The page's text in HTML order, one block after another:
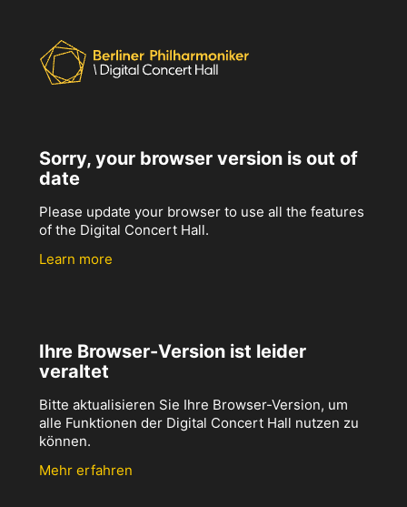
Sorry, your browser version is out of
date
Please update your browser to use all the features
of the Digital Concert Hall.
Learn more
Ihre Browser-Version ist leider
veraltet
Bitte aktualisieren Sie Ihre Browser-Version, um
alle Funktionen der Digital Concert Hall nutzen zu
können.
Mehr erfahren